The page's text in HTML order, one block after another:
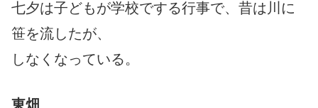
七夕は子どもが学校でする行事で、昔は川に
笹を流したが、
しなくなっている。
東畑